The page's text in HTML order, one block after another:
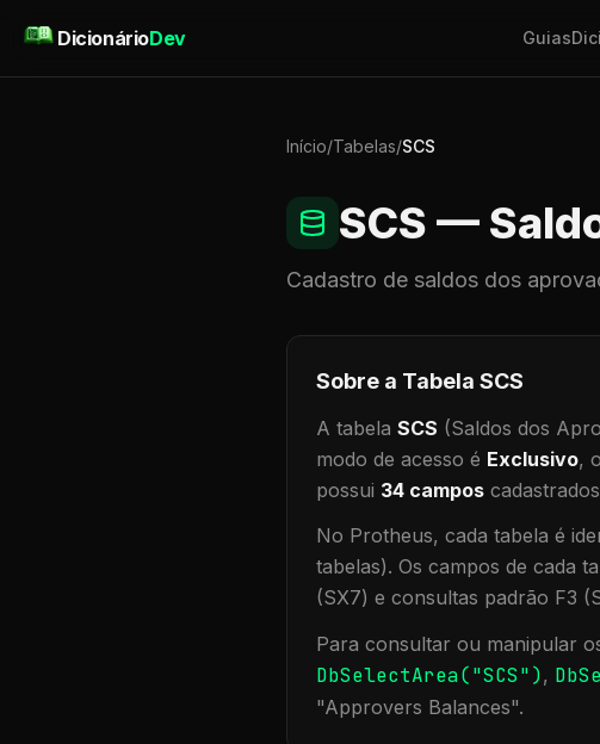
DicionárioDev Guias
Início/Tabelas/SCS
SCS —
Cadastro de saldos dos
Sobre a Tabela SCS
A tabela SCS (Saldos dos
modo de acesso é Exclusivo,
possui 34 campos
No Protheus, cada tabela é
tabelas). Os campos de cada
(SX7) e consultas padrão F3
Para consultar ou manipular
DbSelectArea("SCS"),
"Approvers Balances".